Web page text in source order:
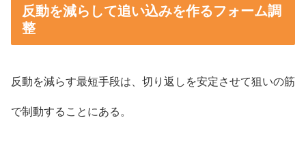
反動を減らして追い込みを作るフォーム調
整
反動を減らす最短手段は、切り返しを安定させて狙いの筋
で制動することにある。